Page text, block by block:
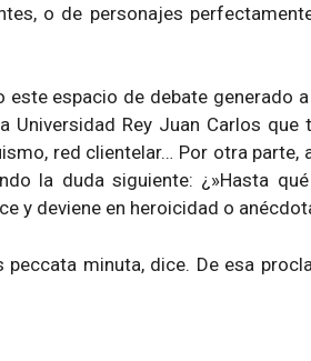
o de personajes
este espacio de debate
Universidad Rey Juan Carlos
red clientelar… Por otra
la duda siguiente: ¿»Hasta
y deviene en heroicidad o
minuta, dice. De esa